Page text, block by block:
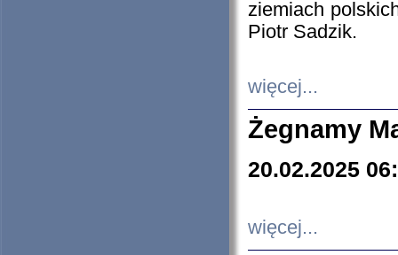
ziemiach
Piotr Sadzik.
więcej...
Żegnamy
20.02.2025
więcej...